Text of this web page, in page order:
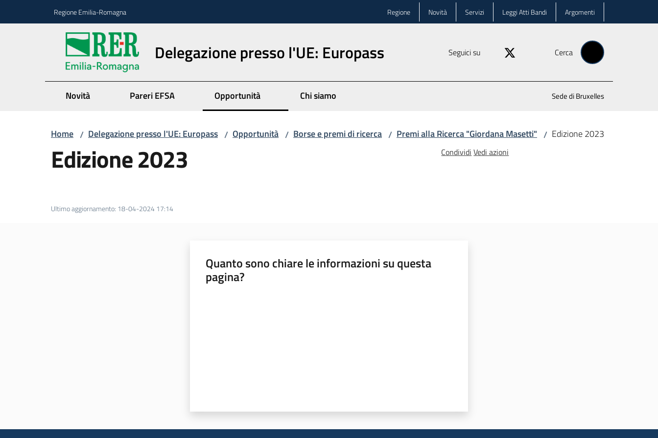
Regione Emilia-Romagna Regione Novità Servizi Leggi Atti Bandi Argomenti
Delegazione presso l'UE: Europass Seguici su Cerca
Novità Pareri EFSA Opportunità Chi siamo Sede di Bruxelles
Home / Delegazione presso l'UE: Europass / Opportunità / Borse e premi di ricerca / Premi alla Ricerca "Giordana Masetti" / Edizione 2023
Edizione 2023 Condividi Vedi azioni
Ultimo aggiornamento: 18-04-2024 17:14
Quanto sono chiare le informazioni su questa
pagina?